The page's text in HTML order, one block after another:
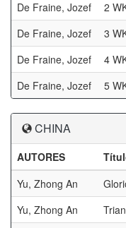
De Fraine, Jozef
2
De Fraine, Jozef
3
De Fraine, Jozef
4
De Fraine, Jozef
5
CHINA
AUTORES
Yu, Zhong An
Yu, Zhong An